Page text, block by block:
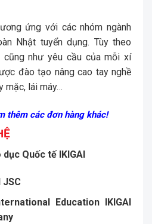
ứng với các nhóm ngành
Nhật tuyển dụng. Tùy theo
cũng như yêu cầu của mỗi xí
đào tạo nâng cao tay nghề
mặc, lái máy…
thêm các đơn hàng khác!
Quốc tế IKIGAI
JSC
Education IKIGAI